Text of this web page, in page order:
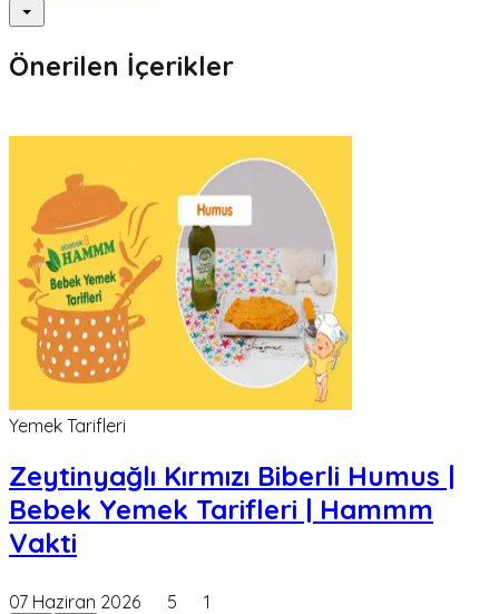
Önerilen İçerikler
Yemek Tarifleri
Zeytinyağlı Kırmızı Biberli Humus |
Bebek Yemek Tarifleri | Hammm
Vakti
07 Haziran 2026 5 1